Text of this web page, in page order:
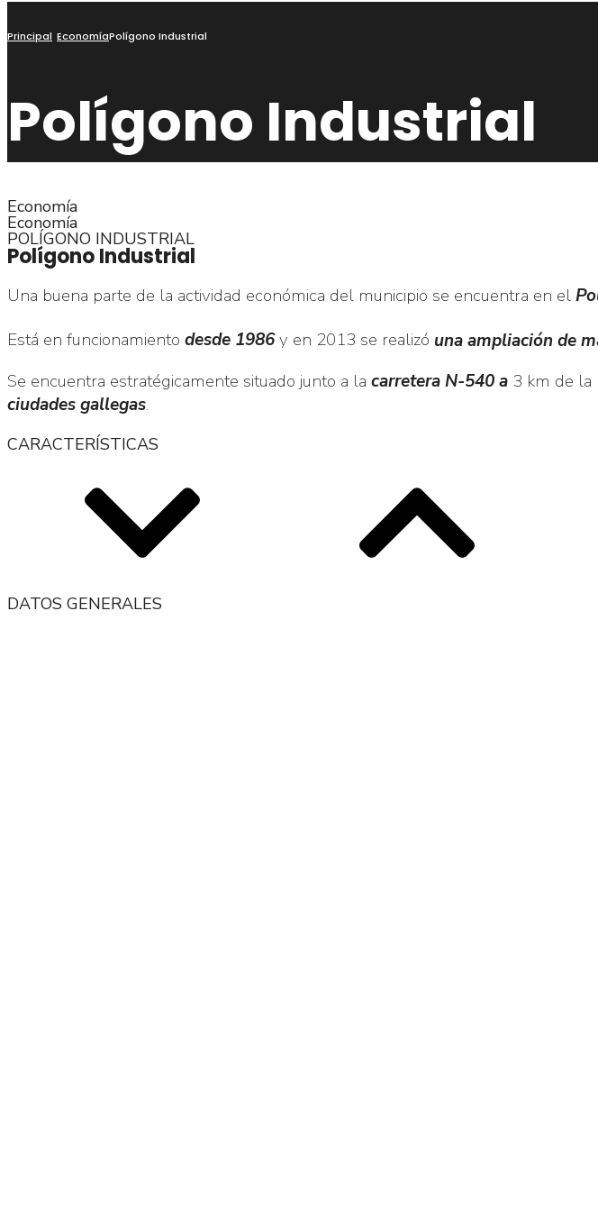
Principal EconomíaPolígono Industrial
Polígono Industrial
Economía
Economía
POLÍGONO INDUSTRIAL
Polígono Industrial
Una buena parte de la actividad económica del municipio se encuentra en el
Está en funcionamiento desde 1986y en 2013 se realizó una ampliación de
Se encuentra estratégicamente situado junto a la carretera N-540 a 3 km de la
ciudades gallegas.
CARACTERÍSTICAS
DATOS GENERALES